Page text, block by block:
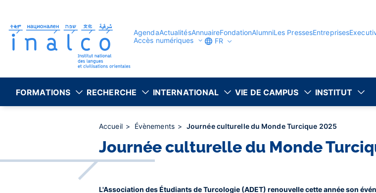
principal
AgendaActualitésAnnuaireFondationAlumniLes PressesEntreprises
Accès numériques
FR
FORMATIONS RECHERCHE INTERNATIONAL VIE DE CAMPUS INSTITUT
Accueil Évènements Journée culturelle du Monde Turcique 2025
Journée culturelle du Monde
L'Association des Étudiants de Turcologie (ADET) renouvelle cette année son